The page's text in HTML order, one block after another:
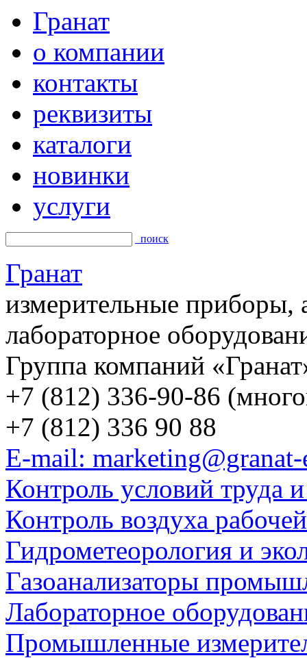
Гранат
о компании
контакты
реквизиты
каталоги
новинки
услуги
поиск
Гранат
измерительные приборы,
лабораторное
Группа компаний
+7 (812) 336-90-86
+7 (812) 336 90 88
E-mail:
Контроль условий труда
Контроль воздуха
Гидрометеорология и
Газоанализаторы
Лабораторное
Промышленные